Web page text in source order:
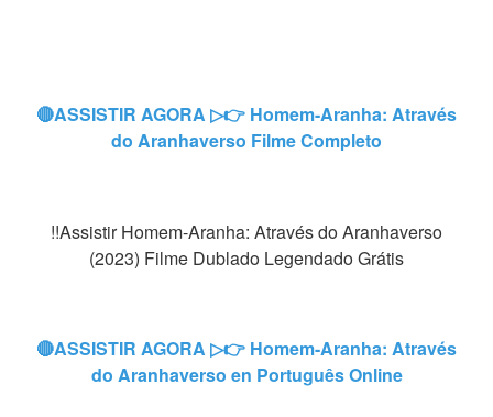
🔴ASSISTIR AGORA ▷👉 Homem-Aranha: Através
do Aranhaverso Filme Completo
!!Assistir Homem-Aranha: Através do Aranhaverso
(2023) Filme Dublado Legendado Grátis
🔴ASSISTIR AGORA ▷👉 Homem-Aranha: Através
do Aranhaverso en Português Online